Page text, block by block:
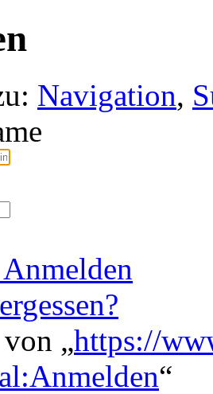
Navigation,
„https://
“